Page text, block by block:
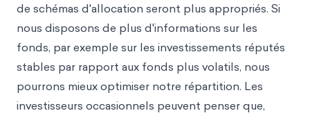
de schémas d'allocation seront plus appropriés. Si
nous disposons de plus d'informations sur les
fonds, par exemple sur les investissements réputés
stables par rapport aux fonds plus volatils, nous
pourrons mieux optimiser notre répartition. Les
investisseurs occasionnels peuvent penser que,